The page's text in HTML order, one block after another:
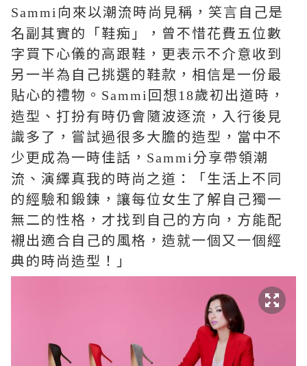
Sammi 向來以潮流時尚見稱， 笑言自己是
名副其實的「鞋痴」，曾不惜花費五位數
字買下心儀的高跟鞋，更表示不介意收到
另一半為自己挑選的鞋款，相信是一份最
貼心的禮物。 Sammi 回想18歲初出道時，
造型、打扮有時仍會隨波逐流，入行後見
識多了，嘗試過很多大膽的造型，當中不
少更成為一時佳話， Sammi分享帶領潮
流、演繹真我的時尚之道：「生活上不同
的經驗和鍛鍊，讓每位女生了解自己獨一
無二的性格，才找到自己的方向，方能配
襯出適合自己的風格，造就一個又一個經
典的時尚造型！」